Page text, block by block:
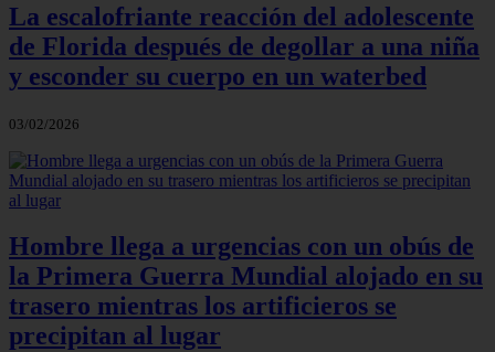
La escalofriante reacción del adolescente
de Florida después de degollar a una niña
y esconder su cuerpo en un waterbed
03/02/2026
Hombre llega a urgencias con un obús de
la Primera Guerra Mundial alojado en su
trasero mientras los artificieros se
precipitan al lugar